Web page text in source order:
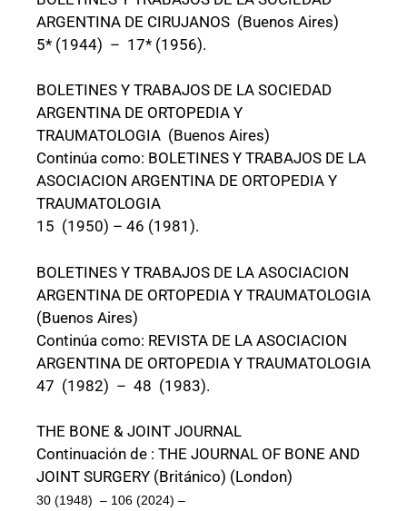
ARGENTINA DE CIRUJANOS (Buenos Aires)
5* (1944) – 17* (1956).
BOLETINES Y TRABAJOS DE LA SOCIEDAD
ARGENTINA DE ORTOPEDIA Y
TRAUMATOLOGIA (Buenos Aires)
Continúa como: BOLETINES Y TRABAJOS DE LA
ASOCIACION ARGENTINA DE ORTOPEDIA Y
TRAUMATOLOGIA
15 (1950) – 46 (1981).
BOLETINES Y TRABAJOS DE LA ASOCIACION
ARGENTINA DE ORTOPEDIA Y TRAUMATOLOGIA
(Buenos Aires)
Continúa como: REVISTA DE LA ASOCIACION
ARGENTINA DE ORTOPEDIA Y TRAUMATOLOGIA
47 (1982) – 48 (1983).
THE BONE & JOINT JOURNAL
Continuación de : THE JOURNAL OF BONE AND
JOINT SURGERY (Británico) (London)
30 (1948) – 106 (2024) –